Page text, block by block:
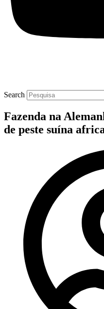
Search
Fazenda na
de peste suína